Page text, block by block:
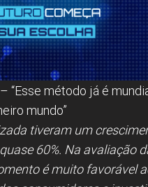
“Esse método já é
mundo”
tiveram um
60%. Na avaliação
é muito favorável